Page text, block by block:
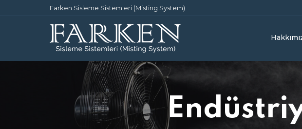
Farken Sisleme Sistemleri (Misting System)